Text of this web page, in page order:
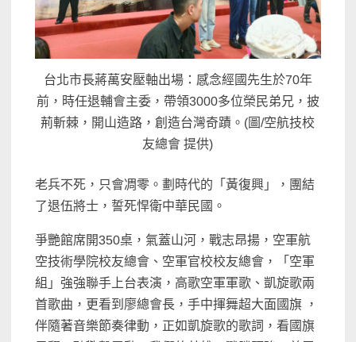
台北市長蔣萬安壓軸出場：感念經國先生於70年
前，時任退輔會主委，帶領3000多位榮民弟兄，披
荊斬棘，開山造路，創造台灣奇蹟。(圖/空航技校
友總會 提供)
老兵不死，只會凋零。劃時代的「黃復興」，團結
了退伍將士，誓死悍衛中華民國。
爭艷館席開350桌，氣蓋山河，戰志昂揚，空軍航
空技術學院校友總會、空軍官校校友總會，「空軍
組」強強聯手上台表演，高歌空軍軍歌、凱旋歌兩
首歌曲，更看到廖總會長，手中揮舞超大面國旗 ，
伴隨著音樂節奏律動，正如凱旋歌的歌詞，看國旗